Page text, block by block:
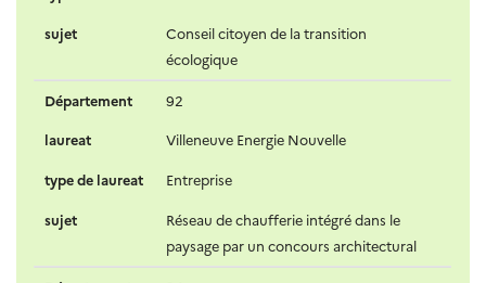
sujet
Conseil citoyen de la transition
écologique
Département 92
laureat Villeneuve Energie Nouvelle
type de laureat Entreprise
sujet
Réseau de chaufferie intégré dans le
paysage par un concours architectural